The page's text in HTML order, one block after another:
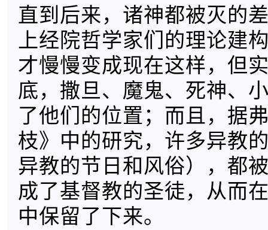
直到后来，诸神都被灭的
上经院哲学家们的理论建
才慢慢变成现在这样，但
底，撒旦、魔鬼、死神、
了他们的位置；而且，据
枝》中的研究，许多异教
异教的节日和风俗），都
成了基督教的圣徒，从而
中保留了下来。